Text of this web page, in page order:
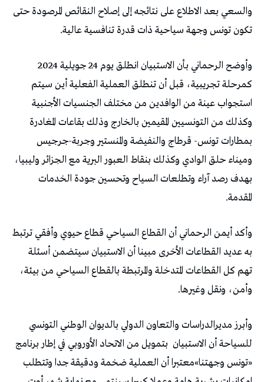
والسعي بعد الاطلاع على نتائجه إلى إصلاح النقائص المرصودة حتى
تكون تونس وجهة سياحية ذات قدرة تنافسية عالية.
وأوضح الرحماني بأن الاستبيان انطلق يوم 24 جويلية 2024
كمرحلة تجريبية، قبل أن تنطلق العملية الفعلية أين سيتم
استجواب عينة من الوافدين من مختلف الجنسيات الأجنبية
وكذلك من التونسيين المقيمين بالخارج وذلك بقاعات المغادرة
بمطارات تونس- قرطاج والنفيضة والمنستير وجربة-جرجيس
وميناء حلق الوادي وكذلك بنقاط العبور البرية مع الجزائر وليبيا،
بهدف رصد آراء وتطلعات السياح وتحسين جودة الخدمات
المقدمة.
وأكد أيمن الرحماني أن القطاع السياحي قطاع حيوي وأفقي ترتبط
به عديد القطاعات الأخرى مبينا أن الاستبيان سيتضمن أسئلة
تهم كل القطاعات المتدخلة والمرتبطة بالقطاع السياحي من بيئة،
وأمن، ونقل وغيرها.
وأبرز مديرالدراسات والتعاون الدولي بالديوان الوطني التونسي
للسياحة أن الاستبيان بتمويل من الاتحاد الأوروبي في إطار برنامج
«تونس وجهتنا»معتبرا أن العملية ضخمة ودقيقة جدا وتتطلب